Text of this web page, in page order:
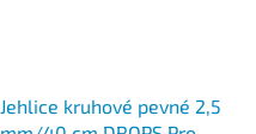
Jehlice kruhové pevné 2,5